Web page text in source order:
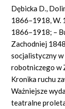
Dębicka D.,
1866–1918, W.
1866–1918; –
Zachodniej
socjalistyczny
robotniczego w
Kronika ruchu
Ważniejsze
teatralne